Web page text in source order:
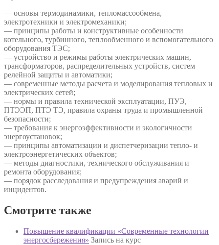
— основы термодинамики, тепломассообмена,
электротехники и электромеханики;
— принципы работы и конструктивные особенности
котельного, турбинного, теплообменного и вспомогательного
оборудования ТЭС;
— устройство и режимы работы электрических машин,
трансформаторов, распределительных устройств, систем
релейной защиты и автоматики;
— современные методы расчета и моделирования тепловых и
электрических сетей;
— нормы и правила технической эксплуатации, ПУЭ,
ПТЭЭП, ПТЭ ТЭ, правила охраны труда и промышленной
безопасности;
— требования к энергоэффективности и экологичности
энергоустановок;
— принципы автоматизации и диспетчеризации тепло- и
электроэнергетических объектов;
— методы диагностики, технического обслуживания и
ремонта оборудования;
— порядок расследования и предупреждения аварий и
инцидентов.
Смотрите также
Повышение квалификации «Современные технологии
энергосбережения» Запись на курс